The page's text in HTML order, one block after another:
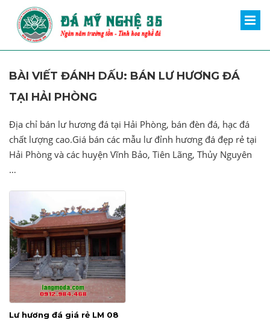
BÀI VIẾT ĐÁNH DẤU: BÁN LƯ HƯƠNG ĐÁ
TẠI HẢI PHÒNG
Địa chỉ bán lư hương đá tại Hải Phòng, bán đèn đá, hạc đá
chất lượng cao.Giá bán các mẫu lư đỉnh hương đá đẹp rẻ tại
Hải Phòng và các huyện Vĩnh Bảo, Tiên Lãng, Thủy Nguyên
…
Lư hương đá giá rẻ LM 08